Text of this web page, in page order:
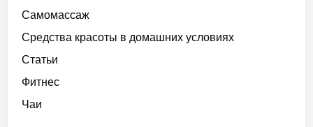
Самомассаж
Средства красоты в домашних условиях
Статьи
Фитнес
Чаи